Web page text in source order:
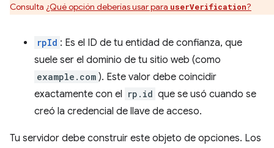
Consulta ¿Qué opción deberías usar para userVerification?
rpId : Es el ID de tu entidad de confianza, que
suele ser el dominio de tu sitio web (como
example.com ). Este valor debe coincidir
exactamente con el rp.id que se usó cuando se
creó la credencial de llave de acceso.
Tu servidor debe construir este objeto de opciones. Los